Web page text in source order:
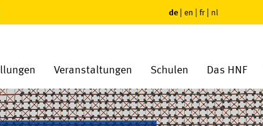
de | en | fr | nl
Veranstaltungen Schulen Das HNF